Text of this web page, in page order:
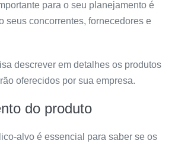
para o seu planejamento é
seus concorrentes, fornecedores e
descrever em detalhes os produtos
oferecidos por sua empresa.
do produto
alvo é essencial para saber se os